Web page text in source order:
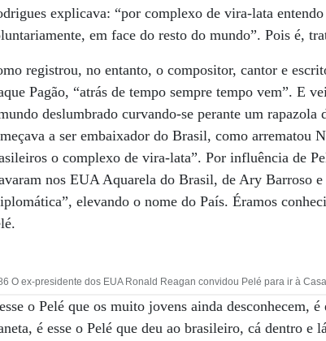
explicava: “por complexo de vira-lata
em face do resto do mundo”. Pois é,
registrou, no entanto, o compositor, cantor e
Pagão, “atrás de tempo sempre tempo vem”. E
deslumbrado curvando-se perante um
a ser embaixador do Brasil, como arrematou
o complexo de vira-lata”. Por influência de
nos EUA Aquarela do Brasil, de Ary Barroso
elevando o nome do País. Éramos
O ex-presidente dos EUA Ronald Reagan convidou Pelé para ir à
o Pelé que os muito jovens ainda desconhecem,
é esse o Pelé que deu ao brasileiro, cá dentro